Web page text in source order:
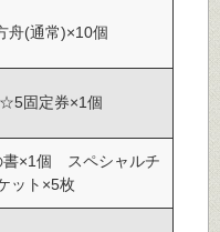
舟(通常)×10個
固定券×1個
書×1個 スペシャルチ
ット×5枚